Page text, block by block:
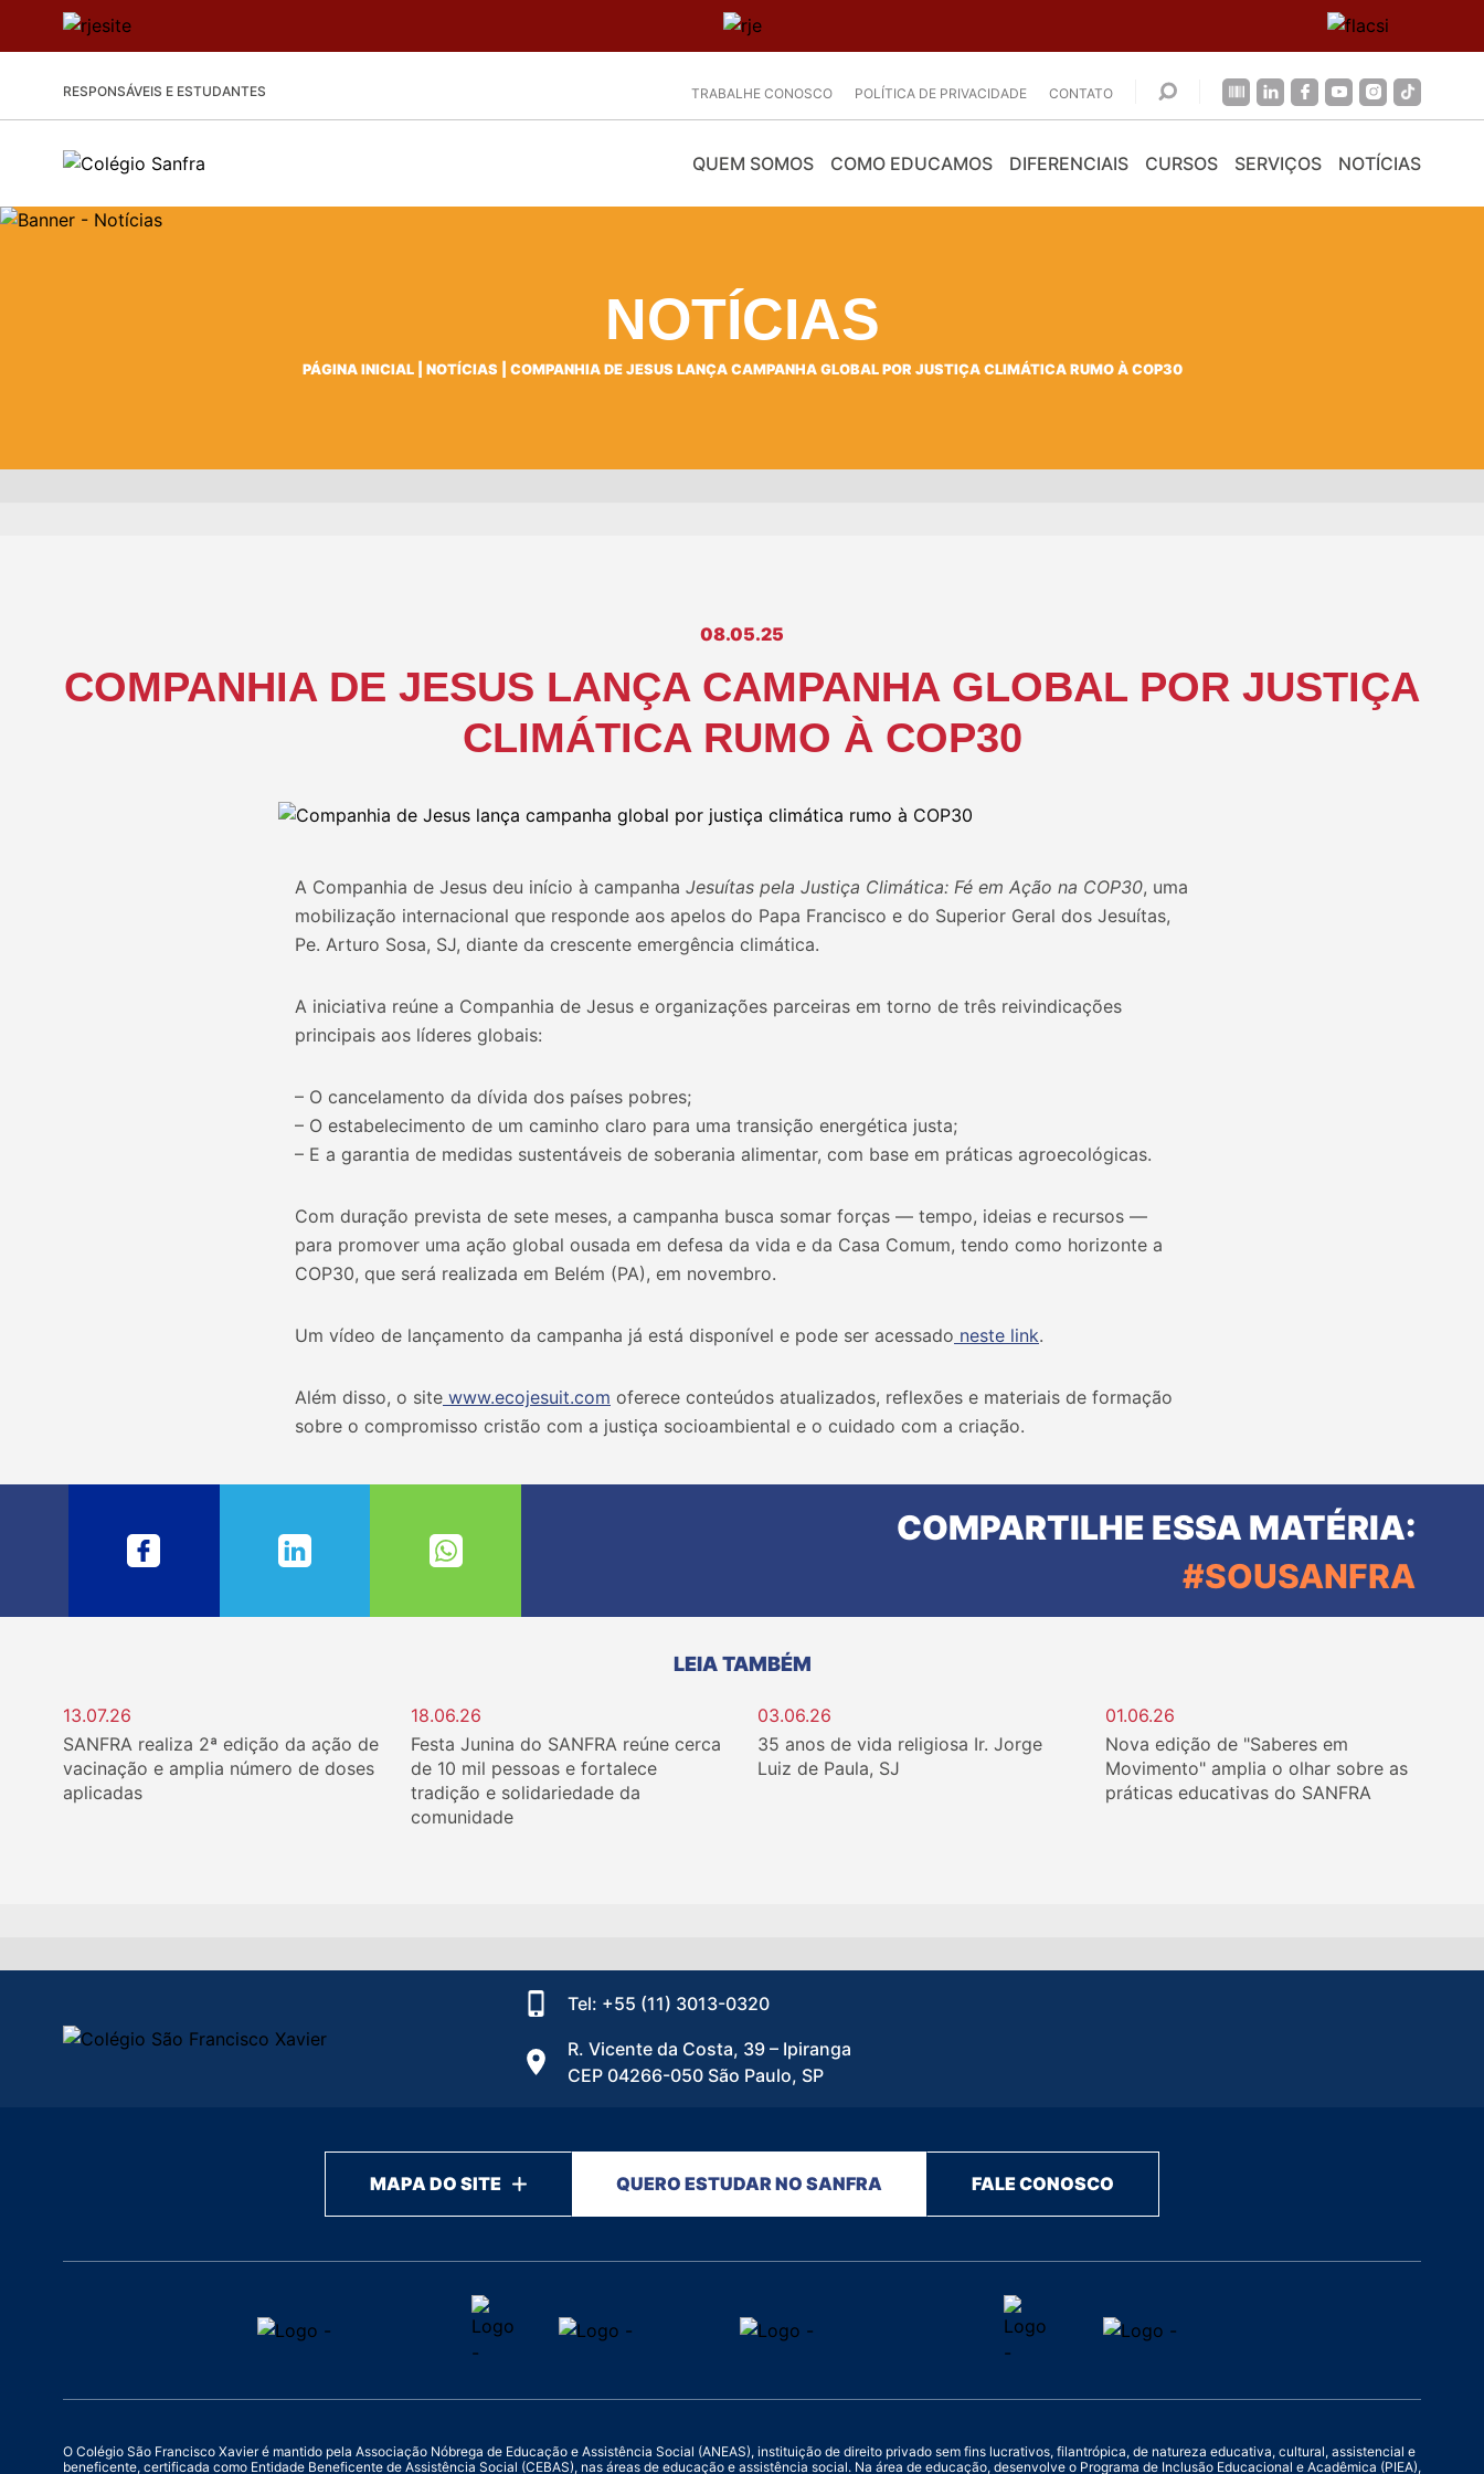
RESPONSÁVEIS E ESTUDANTES TRABALHE CONOSCO POLÍTICA DE PRIVACIDADE CONTATO
QUEM SOMOS COMO EDUCAMOS DIFERENCIAIS CURSOS SERVIÇOS NOTÍCIAS
NOTÍCIAS
PÁGINA INICIAL| NOTÍCIAS COMPANHIA DE JESUS LANÇA CAMPANHA GLOBAL POR JUSTIÇA CLIMÁTICA RUMO À COP30
08.05.25
COMPANHIA DE JESUS LANÇA CAMPANHA GLOBAL POR JUSTIÇA
CLIMÁTICA RUMO À COP30
A Companhia de Jesus deu início à campanha Jesuítas pela Justiça Climática: Fé em Ação na COP30, uma
mobilização internacional que responde aos apelos do Papa Francisco e do Superior Geral dos Jesuítas,
Pe. Arturo Sosa, SJ, diante da crescente emergência climática.
A iniciativa reúne a Companhia de Jesus e organizações parceiras em torno de três reivindicações
principais aos líderes globais:
– O cancelamento da dívida dos países pobres;
– O estabelecimento de um caminho claro para uma transição energética justa;
– E a garantia de medidas sustentáveis de soberania alimentar, com base em práticas agroecológicas.
Com duração prevista de sete meses, a campanha busca somar forças — tempo, ideias e recursos —
para promover uma ação global ousada em defesa da vida e da Casa Comum, tendo como horizonte a
COP30, que será realizada em Belém (PA), em novembro.
Um vídeo de lançamento da campanha já está disponível e pode ser acessado neste link.
Além disso, o site www.ecojesuit.com oferece conteúdos atualizados, reflexões e materiais de formação
sobre o compromisso cristão com a justiça socioambiental e o cuidado com a criação.
COMPARTILHE ESSA MATÉRIA:
#SOUSANFRA
LEIA TAMBÉM
13.07.26
SANFRA realiza 2ª edição da ação de
vacinação e amplia número de doses
aplicadas
18.06.26
Festa Junina do SANFRA reúne cerca
de 10 mil pessoas e fortalece
tradição e solidariedade da
comunidade
03.06.26
35 anos de vida religiosa Ir. Jorge
Luiz de Paula, SJ
01.06.26
Nova edição de "Saberes em
Movimento" amplia o olhar sobre as
práticas educativas do SANFRA
Tel: +55 (11) 3013-0320
R. Vicente da Costa, 39 – Ipiranga
CEP 04266-050 São Paulo, SP
MAPA DO SITE QUERO ESTUDAR NO SANFRA FALE CONOSCO
O Colégio São Francisco Xavier é mantido pela Associação Nóbrega de Educação e Assistência Social (ANEAS), instituição de direito privado sem fins lucrativos, filantrópica, de natureza educativa, cultural, assistencial e
beneficente, certificada como Entidade Beneficente de Assistência Social (CEBAS), nas áreas de educação e assistência social. Na área de educação, desenvolve o Programa de Inclusão Educacional e Acadêmica (PIEA),